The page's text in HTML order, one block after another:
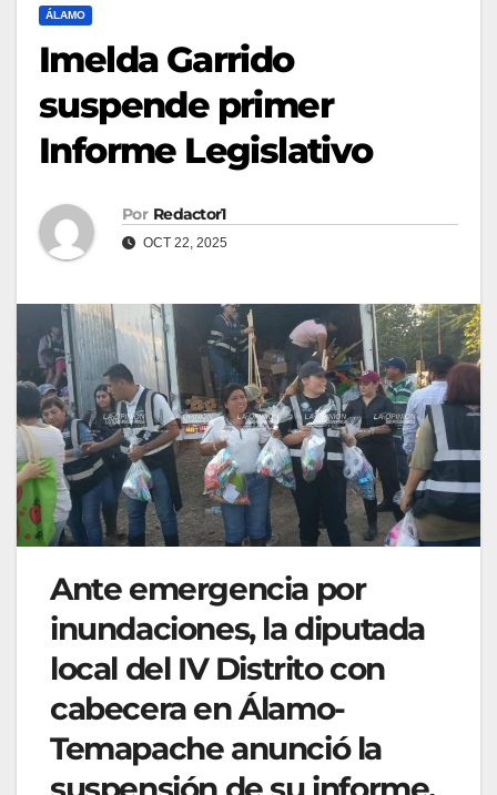
ÁLAMO
Imelda Garrido
suspende primer
Informe Legislativo
Por Redactor1
OCT 22, 2025
Ante emergencia por
inundaciones, la diputada
local del IV Distrito con
cabecera en Álamo-
Temapache anunció la